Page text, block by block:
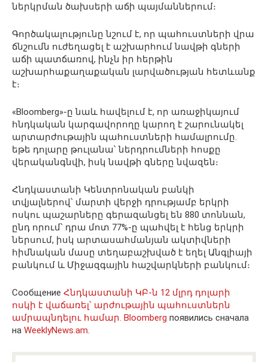
ներկրման ծախսերի աճի պայմաններում։
Գործակալությունը նշում է, որ պահուստների վրա
ճնշումն ուժեղացել է աշխարհում նավթի գների
աճի պատճառով, ինչն իր հերթին
աշխարհաքաղաքական լարվածության հետևանք
է։
«Bloomberg»-ը նաև հավելում է, որ առաջիկայում
հնդկական կարգավորողը կարող է շարունակել
արտարժութային պահուստների համալրումը․
եթե դոլարը թուլանա՝ ներդրումների հոսքը
վերականգնվի, իսկ նավթի գները նվազեն։
Հնդկաստանի Կենտրոնական բանկի
տվյալներով՝ մարտի վերջի դրությամբ երկրի
ոսկու պաշարները գերազանցել են 880 տոննան,
ընդ որում՝ դրա մոտ 77%-ը պահվել է հենց երկրի
ներսում, իսկ արտասահմանյան ակտիվների
հիմնական մասը տեղաբաշխված է եղել Անգլիայի
բանկում և Միջազգային հաշվարկների բանկում։
Сообщение Հնդկաստանի ԿԲ-ն 12 մլրդ դոլարի
ոսկի է վաճառել՝ արժութային պահուստներն
ամրապնդելու համար․ Bloomberg появились сначала
на WeeklyNews.am.